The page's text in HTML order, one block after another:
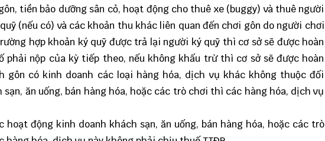
tiền bảo dưỡng sân cỏ, hoạt động cho thuê xe (buggy) và thuê người
(nếu có) và các khoản thu khác liên quan đến chơi gôn do người chơi
hợp khoản ký quỹ được trả lại người ký quỹ thì cơ sở sẽ được hoàn
phải nộp của kỳ tiếp theo, nếu không khấu trừ thì cơ sở sẽ được hoàn
gôn có kinh doanh các loại hàng hóa, dịch vụ khác không thuộc đối
ăn uống, bán hàng hóa, hoặc các trò chơi thì các hàng hóa, dịch vụ
động kinh doanh khách sạn, ăn uống, bán hàng hóa, hoặc các trò